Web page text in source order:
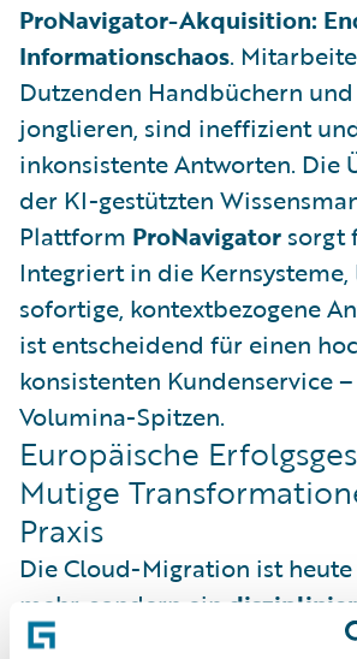
ProNavigator-Akquisition:
Informationschaos.
Dutzenden Handbüchern und
jonglieren, sind ineffizient
inkonsistente Antworten. Die
der KI-gestützten
Plattform ProNavigator sorgt
Integriert in die
sofortige, kontextbezogene
ist entscheidend für einen
konsistenten Kundenservice
Volumina-Spitzen.
Europäische
Mutige
Praxis
Die Cloud-Migration ist heute
mehr, sondern ein
Transformationspfad
. Die